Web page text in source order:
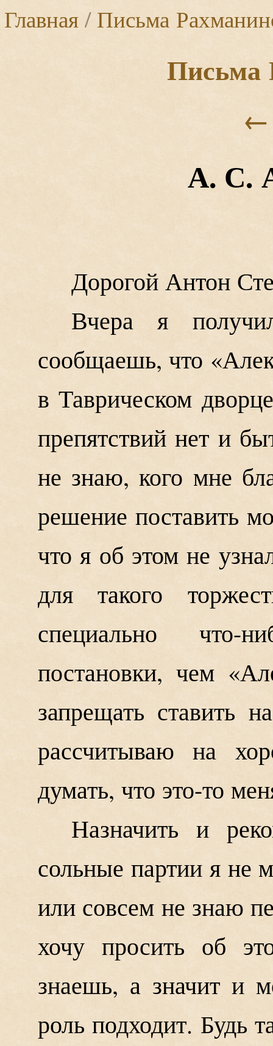
Главная/Письма
Письма
←
А. С.
Дорогой Антон
Вчера я
сообщаешь, что
в Таврическом
препятствий нет и
не знаю, кого мне
решение поставить
что я об этом не
для такого
специально что-
постановки, чем
запрещать ставить
рассчитываю на
думать, что это-то
Назначить и
сольные партии я не
или совсем не знаю
хочу просить об
знаешь, а значит и
роль подходит. Будь